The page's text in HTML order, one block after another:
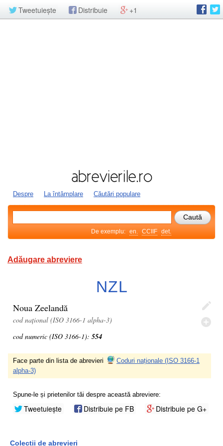
Tweetuiește Distribuie +1
Despre La întâmplare Căutări populare
De exemplu: en. CCIIF det.
Adăugare abreviere
NZL
Noua Zeelandă
cod național (ISO 3166-1 alpha-3)
cod numeric (ISO 3166-1): 554
Face parte din lista de abrevieri
Coduri naționale (ISO 3166-1
alpha-3)
Spune-le și prietenilor tăi despre această abreviere:
Tweetuiește Distribuie pe FB Distribuie pe G+
Colecții de abrevieri